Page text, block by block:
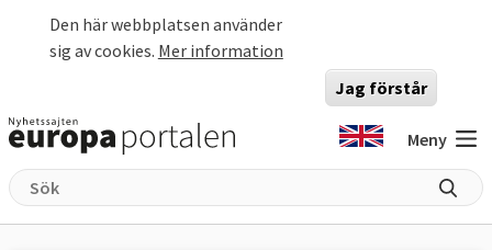
Den här webbplatsen använder
sig av cookies. Mer information
Jag förstår
Meny